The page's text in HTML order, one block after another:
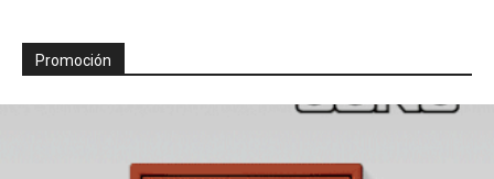
Promoción